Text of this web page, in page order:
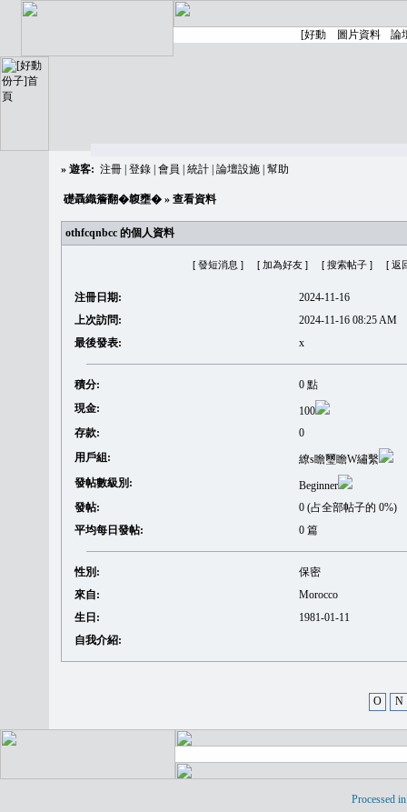
» 遊客: 注冊 登錄 會員 統計 論壇設施 幫助
礎聶織簷翻�䪖壅� » 查看資料
othfcqnbcc 的個人資料
[ 發短消息 ] [ 加為好友 ] [ 搜索帖子 ] [ 返
注冊日期:
2024-11-16
上次訪問:
2024-11-16 08:25 AM
最後發表:
x
積分:
0 點
現金:
100
存款:
0
用戶組:
繚s瞻璽瞻W繡繫
發帖數級別:
Beginner
發帖:
0 (占全部帖子的 0%)
平均每日發帖:
0 篇
性別:
保密
來自:
Morocco
生日:
1981-01-11
自我介紹:
O N
Processed